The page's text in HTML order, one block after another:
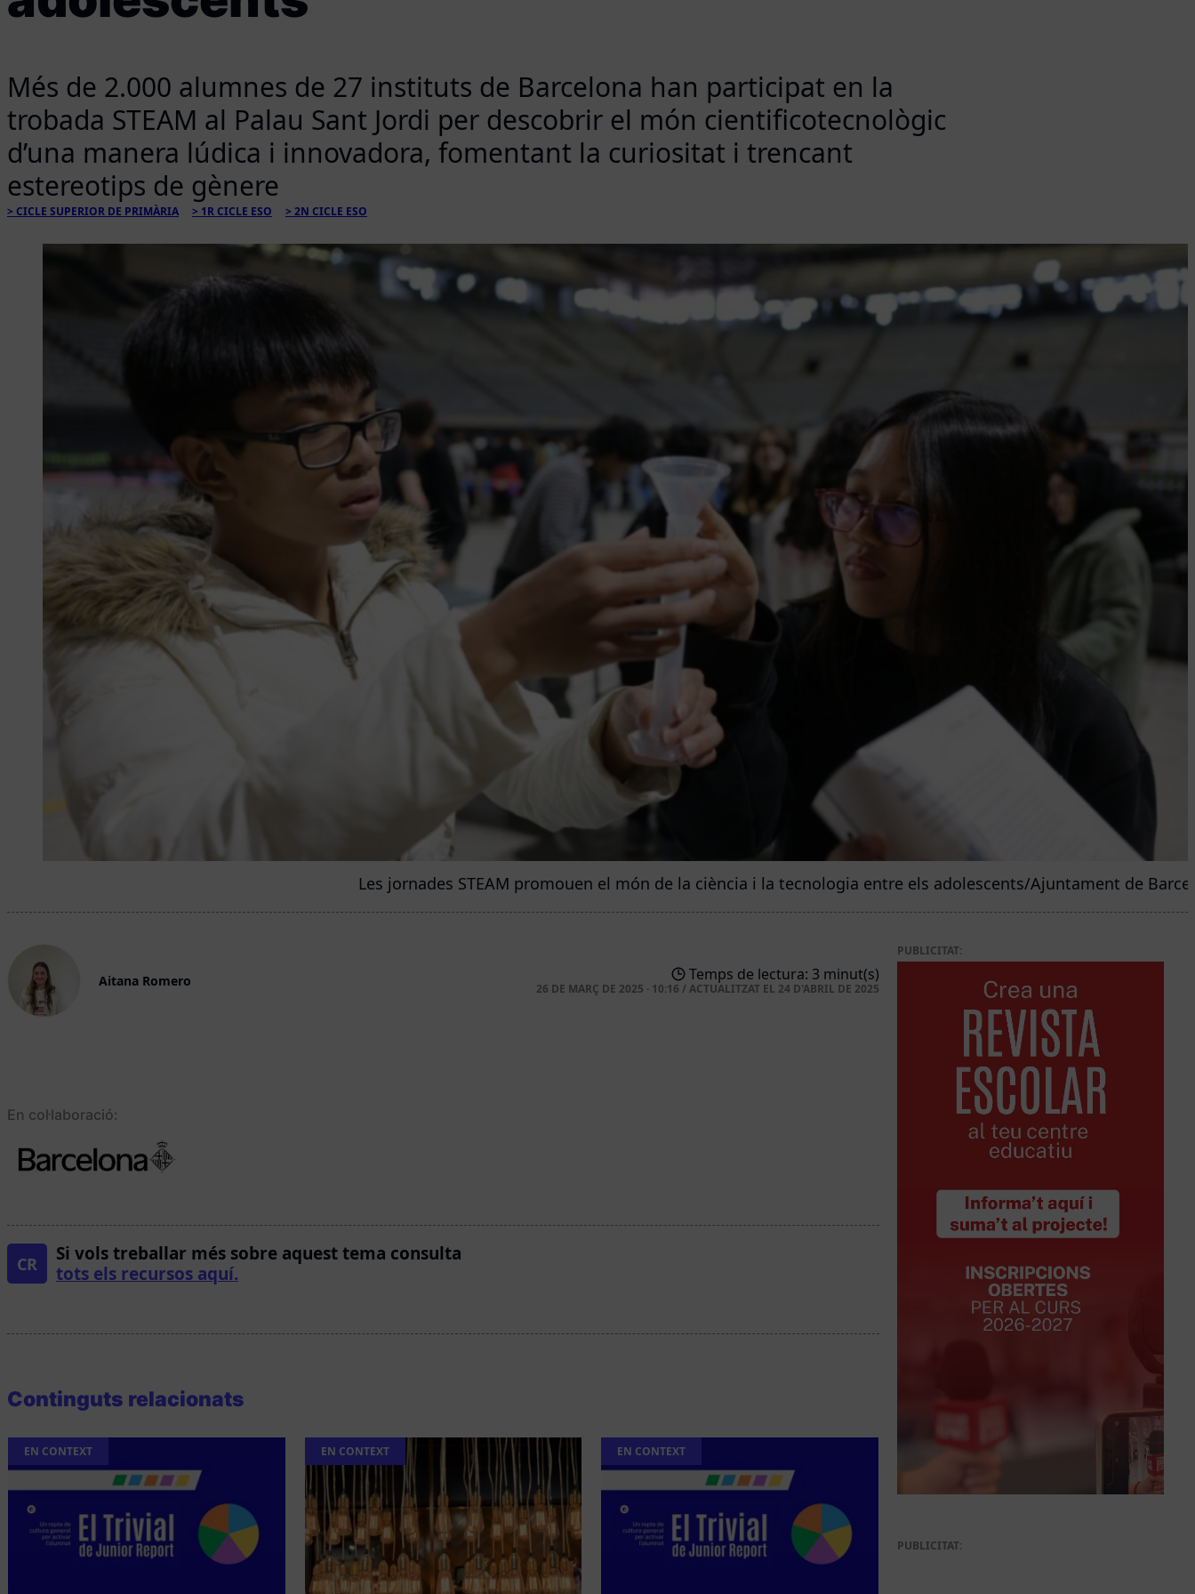
Més de 2.000 alumnes de 27 instituts de Barcelona han participat en la
trobada STEAM al Palau Sant Jordi per descobrir el món cientificotecnològic
d’una manera lúdica i innovadora, fomentant la curiositat i trencant
estereotips de gènere
CICLE SUPERIOR DE PRIMÀRIA 1R CICLE ESO 2N CICLE ESO
Les jornades STEAM promouen el món de la ciència i la tecnologia entre els adolescents/Ajuntament de
Aitana Romero Temps de lectura: 3 minut(s)
26 DE MARÇ DE 2025 · 10:16 /ACTUALITZAT EL 24 D'ABRIL DE 2025
En col·laboració:
CR
Si vols treballar més sobre aquest tema consulta
tots els recursos aquí.
Continguts relacionats
EN CONTEXT EN CONTEXT EN CONTEXT
PUBLICITAT:
PUBLICITAT: